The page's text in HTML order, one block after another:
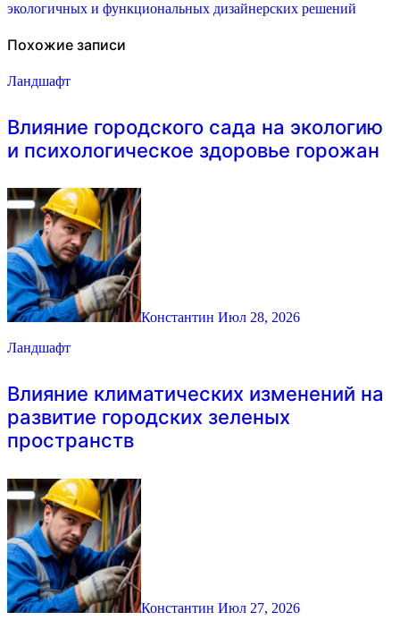
записям
экологичных и функциональных дизайнерских решений
Похожие записи
Ландшафт
Влияние городского сада на экологию
и психологическое здоровье горожан
Константин Июл 28, 2026
Ландшафт
Влияние климатических изменений на
развитие городских зеленых
пространств
Константин Июл 27, 2026